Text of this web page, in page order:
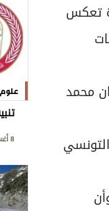
خطوة تعكس
محمد علوم
8 أغسطس 2026